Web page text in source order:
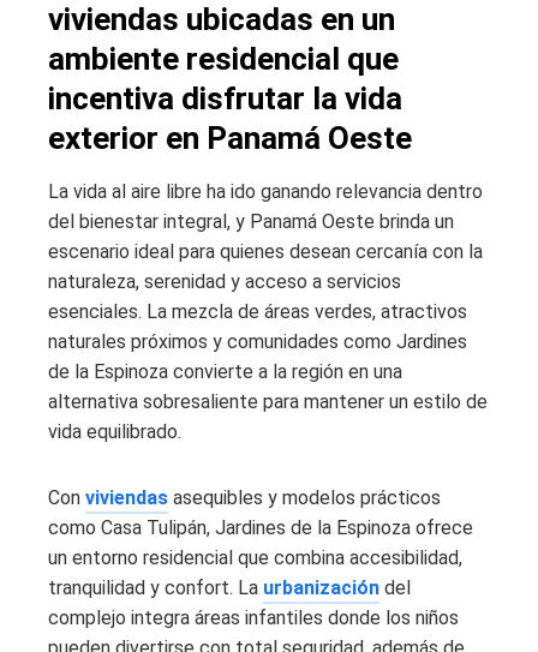
viviendas ubicadas en un
ambiente residencial que
incentiva disfrutar la vida
exterior en Panamá Oeste
La vida al aire libre ha ido ganando relevancia dentro
del bienestar integral, y Panamá Oeste brinda un
escenario ideal para quienes desean cercanía con la
naturaleza, serenidad y acceso a servicios
esenciales. La mezcla de áreas verdes, atractivos
naturales próximos y comunidades como Jardines
de la Espinoza convierte a la región en una
alternativa sobresaliente para mantener un estilo de
vida equilibrado.
Con viviendas asequibles y modelos prácticos
como Casa Tulipán, Jardines de la Espinoza ofrece
un entorno residencial que combina accesibilidad,
tranquilidad y confort. La urbanización del
complejo integra áreas infantiles donde los niños